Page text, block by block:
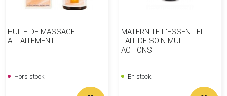
HUILE DE MASSAGE
ALLAITEMENT
Hors stock
MATERNITE L’ESSENTIEL
LAIT DE SOIN MULTI-
ACTIONS
En stock